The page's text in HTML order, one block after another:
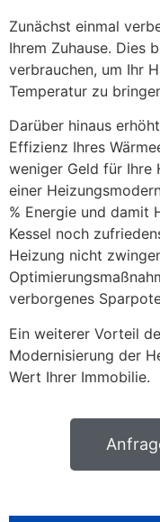
Zunächst einmal
Ihrem Zuhause. Dies
verbrauchen, um Ihr
Temperatur zu
Darüber hinaus
Effizienz Ihres
weniger Geld für Ihre
einer
% Energie und damit
Kessel noch
Heizung nicht
verborgenes
Ein weiterer Vorteil
Modernisierung der
Wert Ihrer Immobilie.